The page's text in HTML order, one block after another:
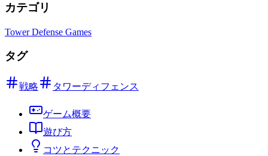
カテゴリ
Tower Defense Games
タグ
戦略 タワーディフェンス
ゲーム概要
遊び方
コツとテクニック